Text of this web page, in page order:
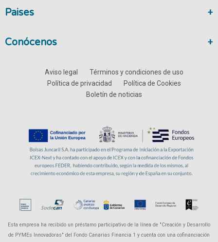
Paises
Conócenos
Aviso legal
Términos y condiciones de uso
Política de privacidad
Política de Cookies
Boletín de noticias
Esta empresa ha recibido un préstamo participativo de la línea de "Creación y Desarrollo
de PYMEs Innovadoras" del Fondo Canarias Financia 1 y cuenta con una cofinanciación